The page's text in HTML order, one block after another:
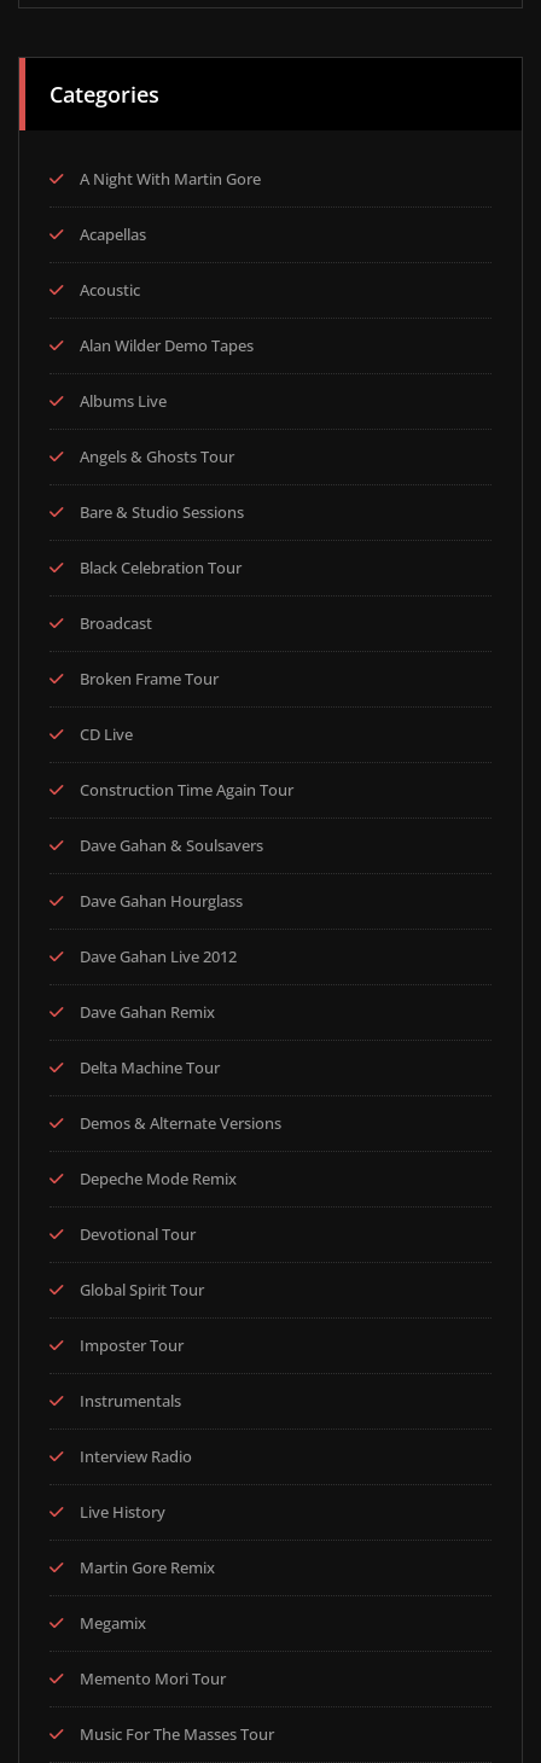
Categories
A Night With Martin Gore
Acapellas
Acoustic
Alan Wilder Demo Tapes
Albums Live
Angels & Ghosts Tour
Bare & Studio Sessions
Black Celebration Tour
Broadcast
Broken Frame Tour
CD Live
Construction Time Again Tour
Dave Gahan & Soulsavers
Dave Gahan Hourglass
Dave Gahan Live 2012
Dave Gahan Remix
Delta Machine Tour
Demos & Alternate Versions
Depeche Mode Remix
Devotional Tour
Global Spirit Tour
Imposter Tour
Instrumentals
Interview Radio
Live History
Martin Gore Remix
Megamix
Memento Mori Tour
Music For The Masses Tour